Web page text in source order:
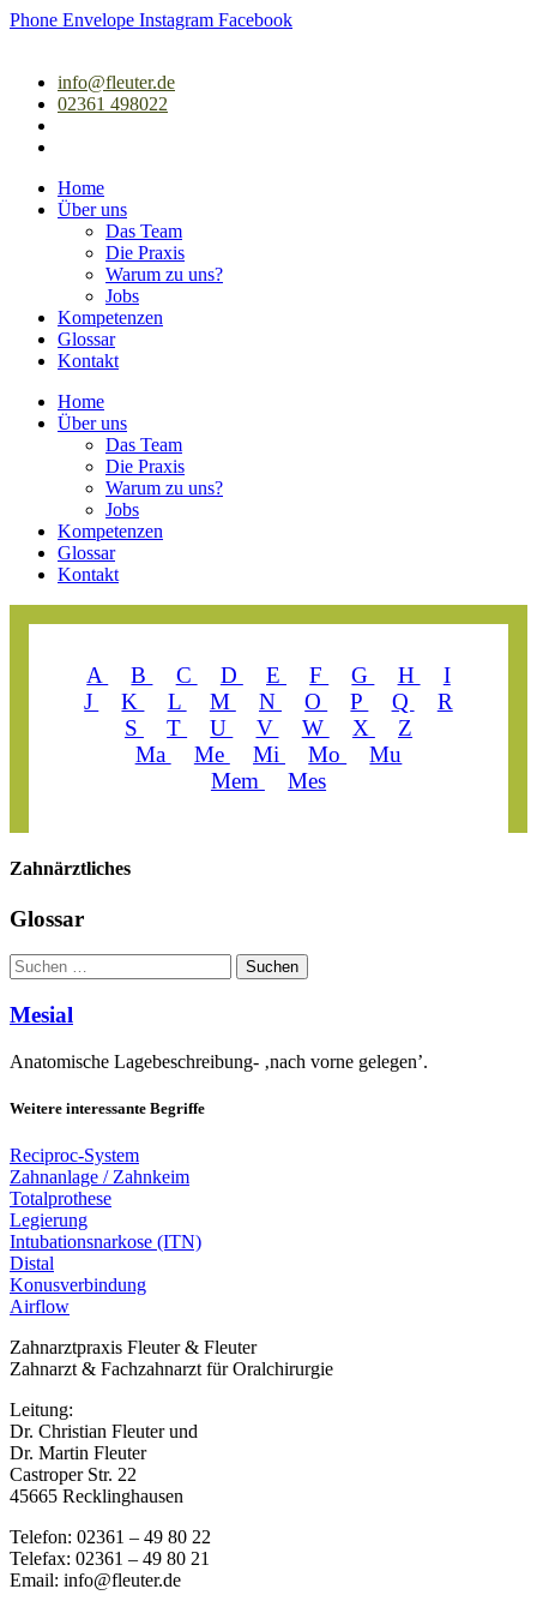
Zum
Phone Envelope Instagram Facebook
info@fleuter.de
02361 498022
Home
Über uns
Das Team
Die Praxis
Warum zu uns?
Jobs
Kompetenzen
Glossar
Kontakt
Home
Über uns
Das Team
Die Praxis
Warum zu uns?
Jobs
Kompetenzen
Glossar
Kontakt
A B C D E F G H
I
J
K L M N O P Q
R
S
T U V W X
Z
Ma
Me Mi Mo
Mu
Mem
Mes
Zahn­ärztliches
Glossar
Suchen Suchen
Mesial
Anatomische Lagebeschreibung- ‚nach vorne gelegen’.
Weitere interessante Begriffe
Reciproc-System
Zahnanlage / Zahnkeim
Totalprothese
Legierung
Intubationsnarkose (ITN)
Distal
Konusverbindung
Airflow
Zahnarztpraxis Fleuter & Fleuter
Zahnarzt & Fachzahnarzt für Oralchirurgie
Leitung:
Dr. Christian Fleuter und
Dr. Martin Fleuter
Castroper Str. 22
45665 Recklinghausen
Telefon: 02361 – 49 80 22
Telefax: 02361 – 49 80 21
Email: info@fleuter.de